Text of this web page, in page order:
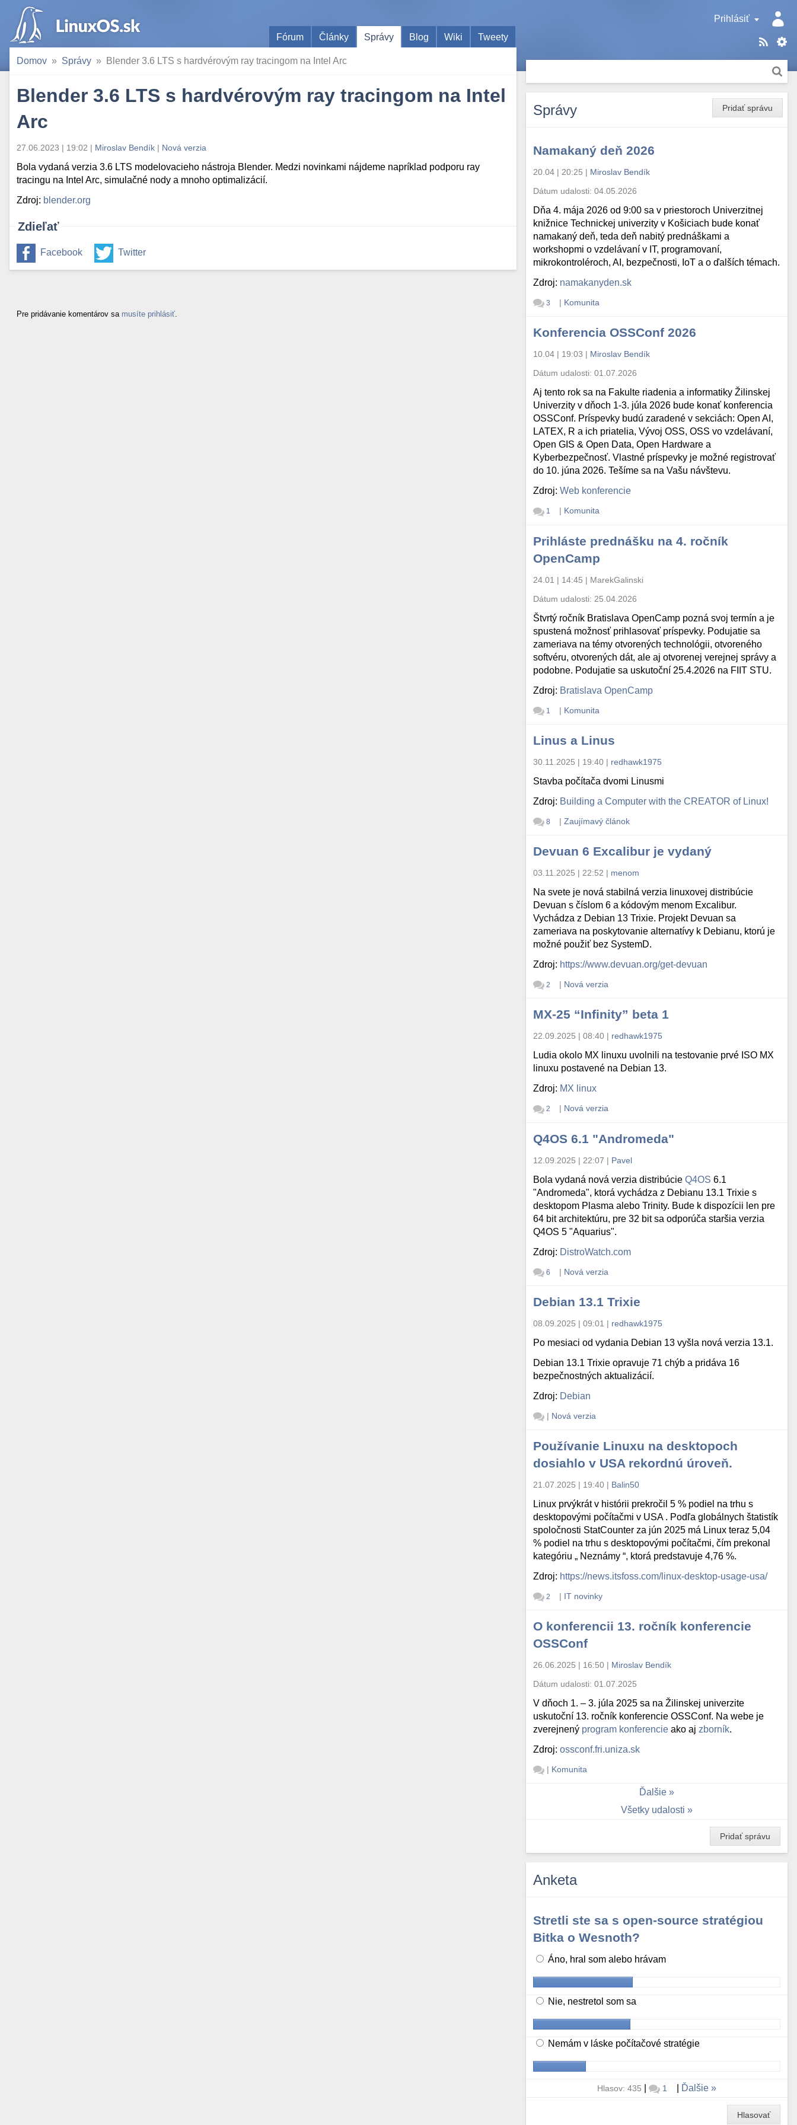
Prihlásiť
Fórum
Články Správy Blog Wiki Tweety
Domov Správy Blender 3.6 LTS s hardvérovým ray tracingom na Intel Arc
Blender 3.6 LTS s hardvérovým ray tracingom na Intel
Arc
27.06.2023 | 19:02 | Miroslav Bendík | Nová verzia
Bola vydaná verzia 3.6 LTS modelovacieho nástroja Blender. Medzi novinkami nájdeme napríklad podporu ray
tracingu na Intel Arc, simulačné nody a mnoho optimalizácií.
Zdroj: blender.org
Zdieľať
Facebook Twitter
Pre pridávanie komentárov sa musíte prihlásiť
Pridať správu
Správy
Namakaný deň 2026
20.04 | 20:25 | Miroslav Bendík
Dátum udalosti:04.05.2026
Dňa 4. mája 2026 od 9:00 sa v priestoroch Univerzitnej
knižnice Technickej univerzity v Košiciach bude konať
namakaný deň, teda deň nabitý prednáškami a
workshopmi o vzdelávaní v IT, programovaní,
mikrokontroléroch, AI, bezpečnosti, IoT a o ďalších témach.
Zdroj: namakanyden.sk
3 | Komunita
Konferencia OSSConf 2026
10.04 | 19:03 | Miroslav Bendík
Dátum udalosti:01.07.2026
Aj tento rok sa na Fakulte riadenia a informatiky Žilinskej
Univerzity v dňoch 1-3. júla 2026 bude konať konferencia
OSSConf. Príspevky budú zaradené v sekciách: Open AI,
LATEX, R a ich priatelia, Vývoj OSS, OSS vo vzdelávaní,
Open GIS & Open Data, Open Hardware a
Kyberbezpečnosť. Vlastné príspevky je možné registrovať
do 10. júna 2026. Tešíme sa na Vašu návštevu.
Zdroj:Web konferencie
1 | Komunita
Prihláste prednášku na 4. ročník
OpenCamp
24.01 | 14:45 | MarekGalinski
Dátum udalosti: 25.04.2026
Štvrtý ročník Bratislava OpenCamp pozná svoj termín a je
spustená možnosť prihlasovať príspevky. Podujatie sa
zameriava na témy otvorených technológii, otvoreného
softvéru, otvorených dát, ale aj otvorenej verejnej správy a
podobne. Podujatie sa uskutoční 25.4.2026 na FIIT STU.
Zdroj: Bratislava OpenCamp
1 | Komunita
Linus a Linus
30.11.2025 | 19:40 | redhawk1975
Stavba počítača dvomi Linusmi
Zdroj: Building a Computer with the CREATOR of Linux!
8 | Zaujímavý článok
Devuan 6 Excalibur je vydaný
03.11.2025 | 22:52 | menom
Na svete je nová stabilná verzia linuxovej distribúcie
Devuan s číslom 6 a kódovým menom Excalibur.
Vychádza z Debian 13 Trixie. Projekt Devuan sa
zameriava na poskytovanie alternatívy k Debianu, ktorú je
možné použiť bez SystemD.
Zdroj: https://www.devuan.org/get-devuan
2 | Nová verzia
MX-25 “Infinity” beta 1
22.09.2025 | 08:40 | redhawk1975
Ludia okolo MX linuxu uvolnili na testovanie prvé ISO MX
linuxu postavené na Debian 13.
Zdroj: MX linux
2 | Nová verzia
Q4OS 6.1 "Andromeda"
12.09.2025 | 22:07 | Pavel
Bola vydaná nová verzia distribúcieQ4OS 6.1
"Andromeda", ktorá vychádza z Debianu 13.1 Trixie s
desktopom Plasma alebo Trinity. Bude k dispozícii len pre
64 bit architektúru, pre 32 bit sa odporúča staršia verzia
Q4OS 5 "Aquarius".
Zdroj: DistroWatch.com
6 | Nová verzia
Debian 13.1 Trixie
08.09.2025 | 09:01 | redhawk1975
Po mesiaci od vydania Debian 13 vyšla nová verzia 13.1.
Debian 13.1 Trixie opravuje 71 chýb a pridáva 16
bezpečnostných aktualizácií.
Zdroj: Debian
| Nová verzia
Používanie Linuxu na desktopoch
dosiahlo v USA rekordnú úroveň.
21.07.2025 | 19:40 | Balin50
Linux prvýkrát v histórii prekročil 5 % podiel na trhu s
desktopovými počítačmi v USA . Podľa globálnych štatistík
spoločnosti StatCounter za jún 2025 má Linux teraz 5,04
% podiel na trhu s desktopovými počítačmi, čím prekonal
kategóriu „ Neznámy “, ktorá predstavuje 4,76 %.
Zdroj: https://news.itsfoss.com/linux-desktop-usage-usa/
2 | IT novinky
O konferencii 13. ročník konferencie
OSSConf
26.06.2025 | 16:50 | Miroslav Bendík
Dátum udalosti:01.07.2025
V dňoch 1. – 3. júla 2025 sa na Žilinskej univerzite
uskutoční 13. ročník konferencie OSSConf. Na webe je
zverejnený program konferencie ako aj zborník.
Zdroj:ossconf.fri.uniza.sk
| Komunita
Ďalšie
Všetky udalosti
Pridať správu
Anketa
Stretli ste sa s open-source stratégiou
Bitka o Wesnoth?
Áno, hral som alebo hrávam
Nie, nestretol som sa
Nemám v láske počítačové stratégie
Hlasov: 435 | 1 Ďalšie
Hlasovať